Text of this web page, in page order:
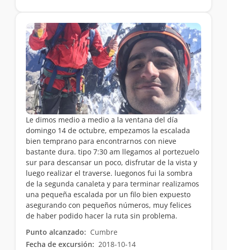
Le dimos medio a medio a la ventana del día
domingo 14 de octubre, empezamos la escalada
bien temprano para encontrarnos con nieve
bastante dura. tipo 7:30 am llegamos al portezuelo
sur para descansar un poco, disfrutar de la vista y
luego realizar el traverse. luegonos fui la sombra
de la segunda canaleta y para terminar realizamos
una pequeña escalada por un filo bien expuesto
asegurando con pequeños números, muy felices
de haber podido hacer la ruta sin problema.
Punto alcanzado: Cumbre
Fecha de excursión: 2018-10-14